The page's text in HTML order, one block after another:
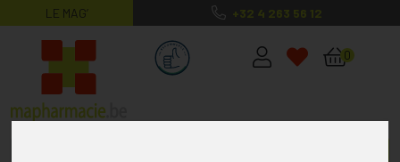
LE MAG’ +32 4 263 56 12
MaPharmacie.be ma santé, mes
0